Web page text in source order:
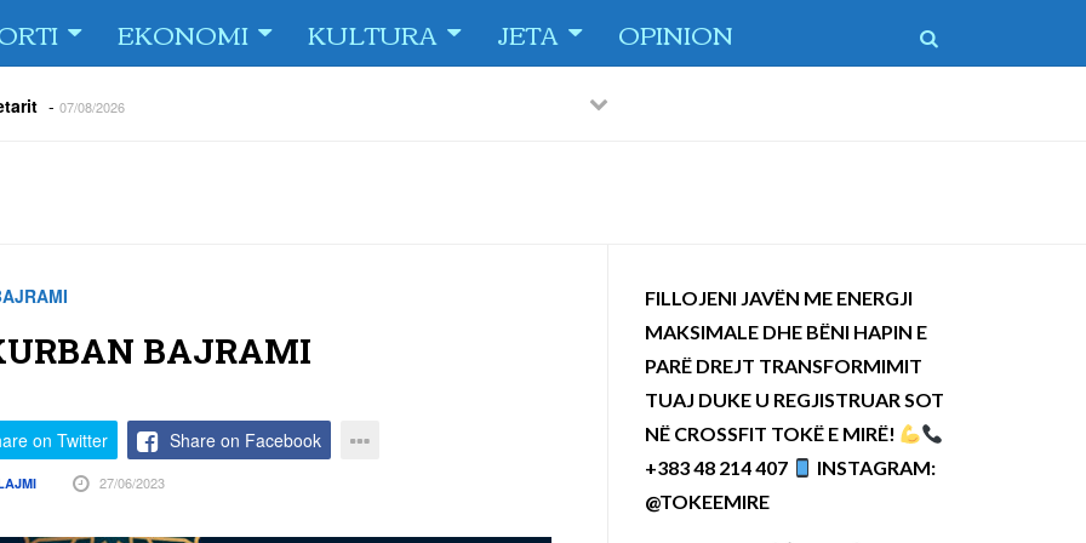
EKONOMI KULTURA JETA OPINION
Fiorin e San Marinos, duke i shënuar katër gola në pjesëlojën e dytë -
portofolin me dokumente dhe të holla
PreviousNext
BAJRAMI
on Twitter Share on Facebook
27/06/2023
FILLOJENI JAVËN ME ENERGJI
MAKSIMALE DHE BËNI HAPIN E
PARË DREJT TRANSFORMIMIT
TUAJ DUKE U REGJISTRUAR SOT
NË CROSSFIT TOKË E MIRË!
+383 48 214 407
INSTAGRAM:
@TOKEEMIRE